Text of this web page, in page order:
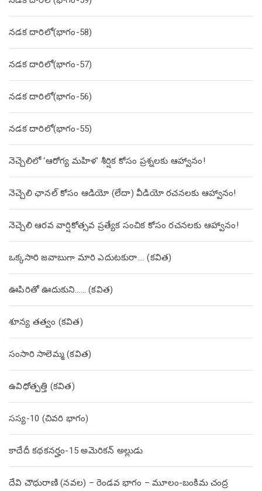
నడక దారిలో(భాగం-58)
నడక దారిలో(భాగం-57)
నడక దారిలో(భాగం-56)
నడక దారిలో(భాగం-55)
నెచ్చెలిలో ‘ఆరోగ్య మహిళ’ శీర్షిక కోసం ప్రశ్నలకు ఆహ్వానం!
నెచ్చెలి ఛానల్ కోసం ఆడియో (లేదా) వీడియో రచనలకు ఆహ్వానం!
నెచ్చెలి ఆరవ వార్షికోత్సవ ప్రత్యేక సంచిక కోసం రచనలకు ఆహ్వానం!
ఒక్కసారి జవాబుగా మారి ఎదుటకురా…. (కవిత)
ఊపిరితో ఊదుకుని…… (కవిత)
శూన్య తత్వం (కవిత)
సంసారి సాలెమ్మ (కవిత)
ఉవిధోత్పత్తి (కవిత)
సస్య-10 (చివరి భాగం)
కాదేదీ కథకనర్హం-15 అమెరికన్ అల్లుడు
దేవి చౌధురాణి (నవల) – రెండవ భాగం – మూలం-బంకిమ చంద్ర